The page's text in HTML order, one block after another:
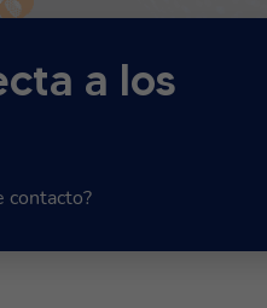
a los
contacto?